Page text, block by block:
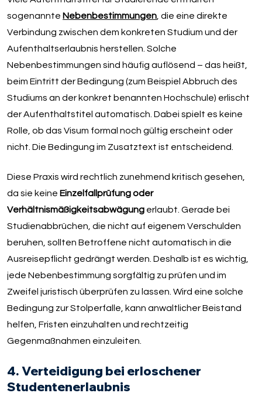
sogenannte Nebenbestimmungen , die eine direkte
Verbindung zwischen dem konkreten Studium und der
Aufenthaltserlaubnis herstellen. Solche
Nebenbestimmungen sind häufig auflösend – das heißt,
beim Eintritt der Bedingung (zum Beispiel Abbruch des
Studiums an der konkret benannten Hochschule) erlischt
der Aufenthaltstitel automatisch. Dabei spielt es keine
Rolle, ob das Visum formal noch gültig erscheint oder
nicht. Die Bedingung im Zusatztext ist entscheidend.
Diese Praxis wird rechtlich zunehmend kritisch gesehen,
da sie keine Einzelfallprüfung oder
Verhältnismäßigkeitsabwägungerlaubt. Gerade bei
Studienabbrüchen, die nicht auf eigenem Verschulden
beruhen, sollten Betroffene nicht automatisch in die
Ausreisepflicht gedrängt werden. Deshalb ist es wichtig,
jede Nebenbestimmung sorgfältig zu prüfen und im
Zweifel juristisch überprüfen zu lassen. Wird eine solche
Bedingung zur Stolperfalle, kann anwaltlicher Beistand
helfen, Fristen einzuhalten und rechtzeitig
Gegenmaßnahmen einzuleiten.
4. Verteidigung bei erloschener
Studentenerlaubnis